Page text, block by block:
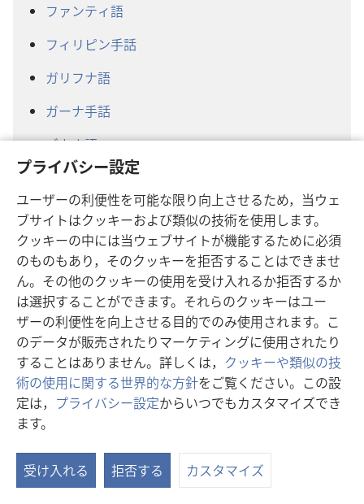
プライバシー設定
ユーザーの利便性を可能な限り向上させるため，当ウェ
ブサイトはクッキーおよび類似の技術を使用します。
クッキーの中には当ウェブサイトが機能するために必須
のものもあり，そのクッキーを拒否することはできませ
ん。その他のクッキーの使用を受け入れるか拒否するか
は選択することができます。それらのクッキーはユー
ザーの利便性を向上させる目的でのみ使用されます。こ
のデータが販売されたりマーケティングに使用されたり
することはありません。詳しくは， クッキーや類似の技
術の使用に関する世界的な方針をご覧ください。この設
定は， プライバシー設定からいつでもカスタマイズでき
ます。
受け入れる 拒否する カスタマイズ
ファンティ語
フィリピン手話
ガリフナ語
ガーナ手話
ゴカナ語
グアドループ･クレオール語
ハウサ語
ハワイ･ピジン語
ヘレロ語
モン語（白モン語）
ジャマイカ･クレオール語
ジワカ語
ジュラ語
カニョカ語